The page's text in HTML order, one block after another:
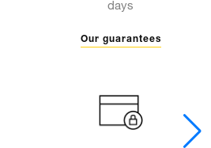
days
Our guarantees